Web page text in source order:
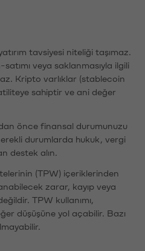
tavsiyesi niteliği taşımaz.
veya saklanmasıyla ilgili
Kripto varlıklar (stablecoin
sahiptir ve ani değer
önce finansal durumunuzu
durumlarda hukuk, vergi
destek alın.
(TPW) içeriklerinden
zarar, kayıp veya
TPW kullanımı,
düşüşüne yol açabilir. Bazı